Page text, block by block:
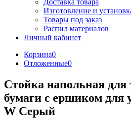
Доставка товара
Изготовление и
Товары под заказ
Распил материалов
Личный кабинет
Корзина0
Отложенные0
Стойка напольная для
бумаги с ершиком для
W Серый